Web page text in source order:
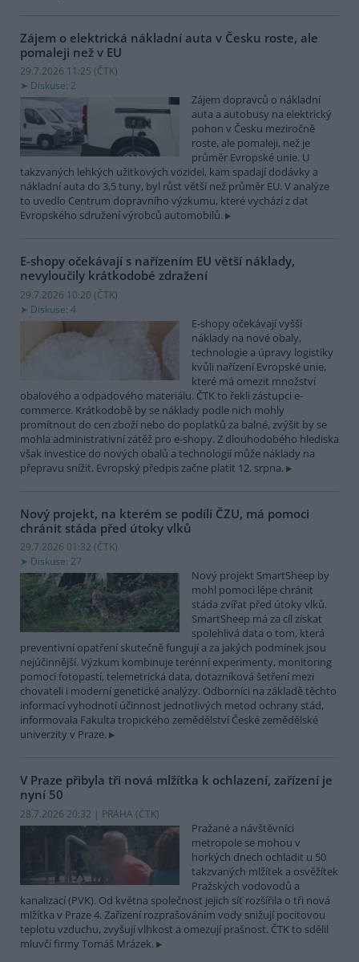
Zájem o elektrická nákladní auta v Česku roste, ale
pomaleji než v EU
29.7.2026 11:25 (ČTK)
Diskuse: 2
Zájem dopravců o nákladní
auta a autobusy na elektrický
pohon v Česku meziročně
roste, ale pomaleji, než je
průměr Evropské unie. U
takzvaných lehkých užitkových vozidel, kam spadají dodávky a
nákladní auta do 3,5 tuny, byl růst větší než průměr EU. V analýze
to uvedlo Centrum dopravního výzkumu, které vychází z dat
Evropského sdružení výrobců automobilů.
E-shopy očekávají s nařízením EU větší náklady,
nevyloučily krátkodobé zdražení
29.7.2026 10:20 (ČTK)
Diskuse: 4
E-shopy očekávají vyšší
náklady na nové obaly,
technologie a úpravy logistiky
kvůli nařízení Evropské unie,
které má omezit množství
obalového a odpadového materiálu. ČTK to řekli zástupci e-
commerce. Krátkodobě by se náklady podle nich mohly
promítnout do cen zboží nebo do poplatků za balné, zvýšit by se
mohla administrativní zátěž pro e-shopy. Z dlouhodobého hlediska
však investice do nových obalů a technologií může náklady na
přepravu snížit. Evropský předpis začne platit 12. srpna.
Nový projekt, na kterém se podílí ČZU, má pomoci
chránit stáda před útoky vlků
29.7.2026 01:32 (ČTK)
Diskuse: 27
Nový projekt SmartSheep by
mohl pomoci lépe chránit
stáda zvířat před útoky vlků.
SmartSheep má za cíl získat
spolehlivá data o tom, která
preventivní opatření skutečně fungují a za jakých podmínek jsou
nejúčinnější. Výzkum kombinuje terénní experimenty, monitoring
pomocí fotopastí, telemetrická data, dotazníková šetření mezi
chovateli i moderní genetické analýzy. Odborníci na základě těchto
informací vyhodnotí účinnost jednotlivých metod ochrany stád,
informovala Fakulta tropického zemědělství České zemědělské
univerzity v Praze.
V Praze přibyla tři nová mlžítka k ochlazení, zařízení je
nyní 50
28.7.2026 20:32 | PRAHA (ČTK)
Pražané a návštěvníci
metropole se mohou v
horkých dnech ochladit u 50
takzvaných mlžítek a osvěžítek
Pražských vodovodů a
kanalizací (PVK). Od května společnost jejich síť rozšířila o tři nová
mlžítka v Praze 4. Zařízení rozprašováním vody snižují pocitovou
teplotu vzduchu, zvyšují vlhkost a omezují prašnost. ČTK to sdělil
mluvčí firmy Tomáš Mrázek.